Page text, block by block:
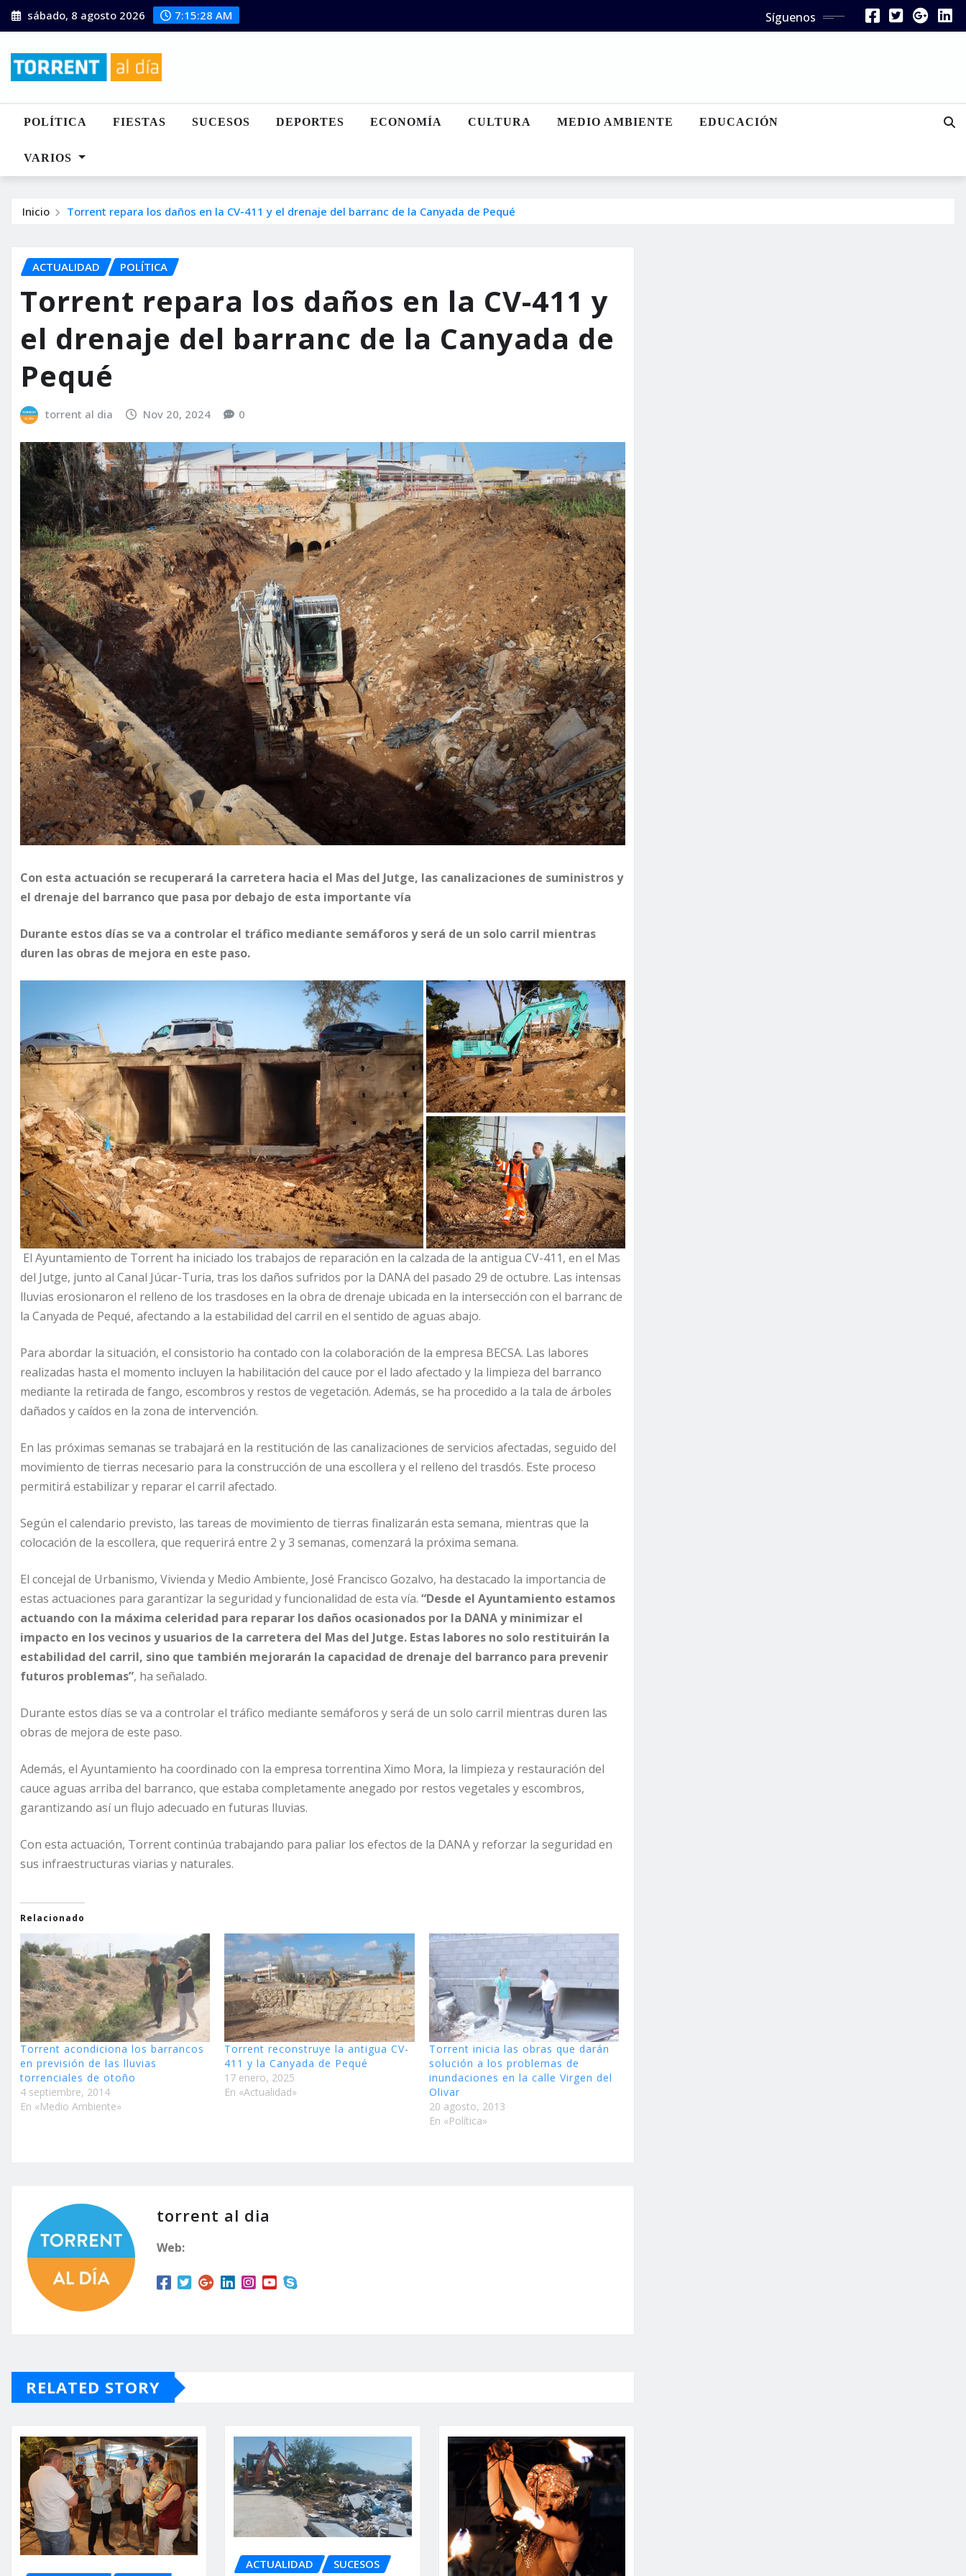
Saltar
al
sábado, 8 agosto 2026 7:15:29 AM Síguenos
POLÍTICA FIESTAS SUCESOS DEPORTES ECONOMÍA CULTURA MEDIO AMBIENTE EDUCACIÓN
VARIOS
Inicio Torrent repara los daños en la CV-411 y el drenaje del barranc de la Canyada de Pequé
ACTUALIDAD POLÍTICA
Torrent repara los daños en la CV-411 y
el drenaje del barranc de la Canyada de
Pequé
torrent al dia Nov 20, 2024 0
Con esta actuación se recuperará la carretera hacia el Mas del Jutge, las canalizaciones de suministros y
el drenaje del barranco que pasa por debajo de esta importante vía
Durante estos días se va a controlar el tráfico mediante semáforos y será de un solo carril mientras
duren las obras de mejora en este paso.
El Ayuntamiento de Torrent ha iniciado los trabajos de reparación en la calzada de la antigua CV-411, en el Mas
del Jutge, junto al Canal Júcar-Turia, tras los daños sufridos por la DANA del pasado 29 de octubre. Las intensas
lluvias erosionaron el relleno de los trasdoses en la obra de drenaje ubicada en la intersección con el barranc de
la Canyada de Pequé, afectando a la estabilidad del carril en el sentido de aguas abajo.
Para abordar la situación, el consistorio ha contado con la colaboración de la empresa BECSA. Las labores
realizadas hasta el momento incluyen la habilitación del cauce por el lado afectado y la limpieza del barranco
mediante la retirada de fango, escombros y restos de vegetación. Además, se ha procedido a la tala de árboles
dañados y caídos en la zona de intervención.
En las próximas semanas se trabajará en la restitución de las canalizaciones de servicios afectadas, seguido del
movimiento de tierras necesario para la construcción de una escollera y el relleno del trasdós. Este proceso
permitirá estabilizar y reparar el carril afectado.
Según el calendario previsto, las tareas de movimiento de tierras finalizarán esta semana, mientras que la
colocación de la escollera, que requerirá entre 2 y 3 semanas, comenzará la próxima semana.
El concejal de Urbanismo, Vivienda y Medio Ambiente, José Francisco Gozalvo, ha destacado la importancia de
estas actuaciones para garantizar la seguridad y funcionalidad de esta vía. “Desde el Ayuntamiento estamos
actuando con la máxima celeridad para reparar los daños ocasionados por la DANA y minimizar el
impacto en los vecinos y usuarios de la carretera del Mas del Jutge. Estas labores no solo restituirán la
estabilidad del carril, sino que también mejorarán la capacidad de drenaje del barranco para prevenir
futuros problemas”, ha señalado.
Durante estos días se va a controlar el tráfico mediante semáforos y será de un solo carril mientras duren las
obras de mejora de este paso.
Además, el Ayuntamiento ha coordinado con la empresa torrentina Ximo Mora, la limpieza y restauración del
cauce aguas arriba del barranco, que estaba completamente anegado por restos vegetales y escombros,
garantizando así un flujo adecuado en futuras lluvias.
Con esta actuación, Torrent continúa trabajando para paliar los efectos de la DANA y reforzar la seguridad en
sus infraestructuras viarias y naturales.
Relacionado
Torrent acondiciona los barrancos
en previsión de las lluvias
torrenciales de otoño
4 septiembre, 2014
En «Medio Ambiente»
Torrent reconstruye la antigua CV-
411 y la Canyada de Pequé
17 enero, 2025
En «Actualidad»
Torrent inicia las obras que darán
solución a los problemas de
inundaciones en la calle Virgen del
Olivar
20 agosto, 2013
En «Política»
torrent al dia
Web:
RELATED STORY
ACTUALIDAD SUCESOS